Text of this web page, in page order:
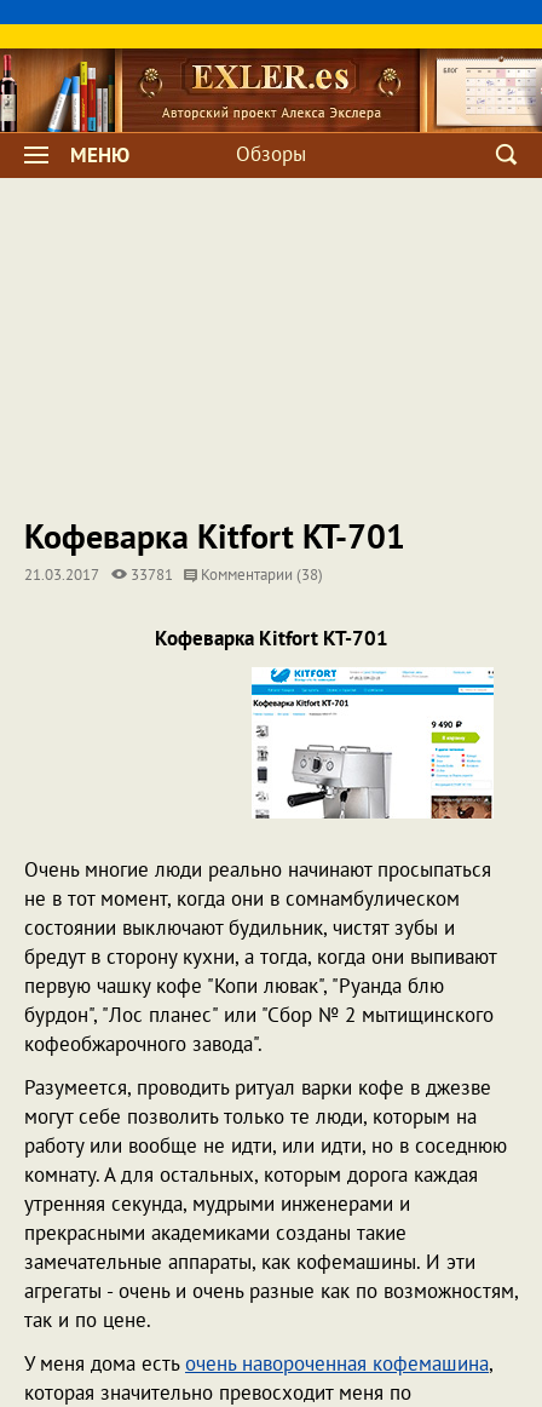
МЕНЮ Обзоры
Кофеварка Kitfort КТ-701
21.03.2017 33781 Комментарии (38)
Кофеварка Kitfort КТ-701
Очень многие люди реально начинают просыпаться
не в тот момент, когда они в сомнамбулическом
состоянии выключают будильник, чистят зубы и
бредут в сторону кухни, а тогда, когда они выпивают
первую чашку кофе "Копи лювак", "Руанда блю
бурдон", "Лос планес" или "Сбор № 2 мытищинского
кофеобжарочного завода".
Разумеется, проводить ритуал варки кофе в джезве
могут себе позволить только те люди, которым на
работу или вообще не идти, или идти, но в соседнюю
комнату. А для остальных, которым дорога каждая
утренняя секунда, мудрыми инженерами и
прекрасными академиками созданы такие
замечательные аппараты, как кофемашины. И эти
агрегаты - очень и очень разные как по возможностям,
так и по цене.
У меня дома естьочень навороченная кофемашина,
которая значительно превосходит меня по